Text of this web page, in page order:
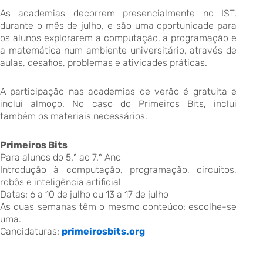
As academias decorrem presencialmente no IST,
durante o mês de julho, e são uma oportunidade para
os alunos explorarem a computação, a programação e
a matemática num ambiente universitário, através de
aulas, desafios, problemas e atividades práticas.
A participação nas academias de verão é gratuita e
inclui almoço. No caso do Primeiros Bits, inclui
também os materiais necessários.
Primeiros Bits
Para alunos do 5.º ao 7.º Ano
Introdução à computação, programação, circuitos,
robôs e inteligência artificial
Datas: 6 a 10 de julho ou 13 a 17 de julho
As duas semanas têm o mesmo conteúdo; escolhe-se
uma.
Candidaturas: primeirosbits.org